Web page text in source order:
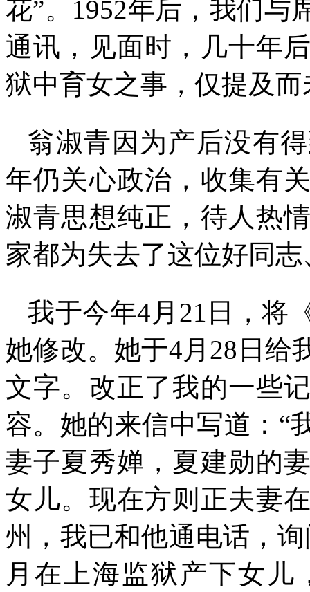
花”。 1952年后，我们与
通讯，见面时，几十年
狱中育女之事，仅提及
翁淑青因为产后没有
年仍关心政治，收集有
淑青思想纯正，待人热
家都为失去了这位好同
我于今年4 月 21 日，将
她修改。她于4月 28 日给
文字。改正了我的一些
容。她的来信中写道：“
妻子夏秀婵，夏建勋的
女儿。现在方则正夫妻
州，我已和他通电话，
月在上海监狱产下女